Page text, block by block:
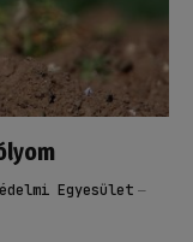
Egyesület